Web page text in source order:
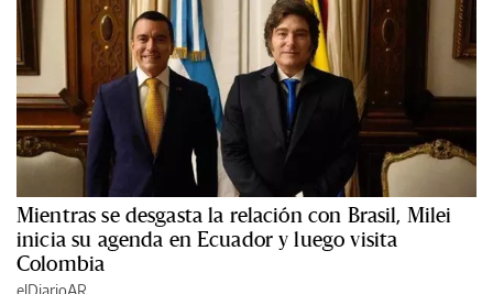
Mientras se desgasta la relación con Brasil, Milei
inicia su agenda en Ecuador y luego visita
Colombia
elDiarioAR